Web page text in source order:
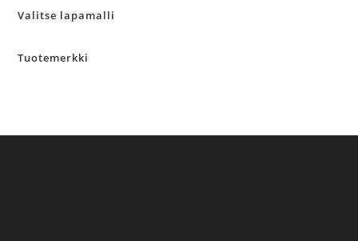
Valitse lapamalli
Tuotemerkki